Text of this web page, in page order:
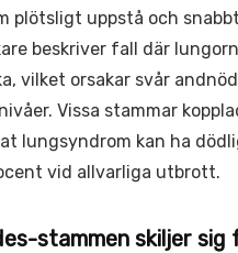
plötsligt uppstå och
beskriver fall där
vilket orsakar svår
Vissa stammar
lungsyndrom kan ha
vid allvarliga utbrott.
stammen skiljer sig